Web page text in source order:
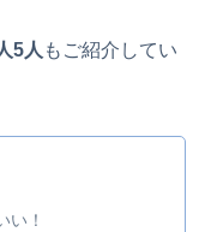
5人 もご紹介してい
い！